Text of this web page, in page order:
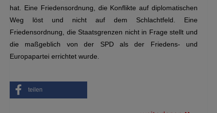
hat. Eine Friedensordnung, die Konflikte auf diplomatischen
Weg löst und nicht auf dem Schlachtfeld. Eine
Friedensordnung, die Staatsgrenzen nicht in Frage stellt und
die maßgeblich von der SPD als der Friedens- und
Europapartei errichtet wurde.
teilen